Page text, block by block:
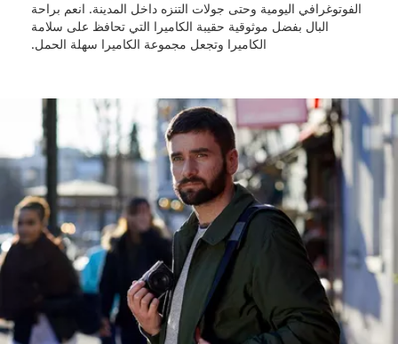
الفوتوغرافي اليومية وحتى جولات التنزه داخل المدينة. انعم براحة
البال بفضل موثوقية حقيبة الكاميرا التي تحافظ على سلامة
الكاميرا وتجعل مجموعة الكاميرا سهلة الحمل.